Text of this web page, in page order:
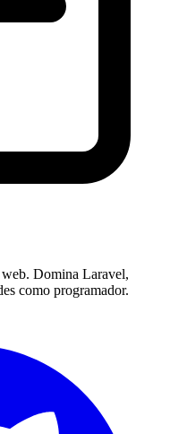
Domina Laravel,
como programador.